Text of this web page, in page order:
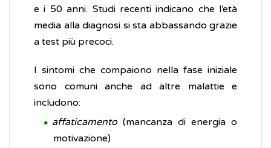
e i 50 anni. Studi recenti indicano che l’età
media alla diagnosi si sta abbassando grazie
a test più precoci.
I sintomi che compaiono nella fase iniziale
sono comuni anche ad altre malattie e
includono:
affaticamento(mancanza di energia o
motivazione)